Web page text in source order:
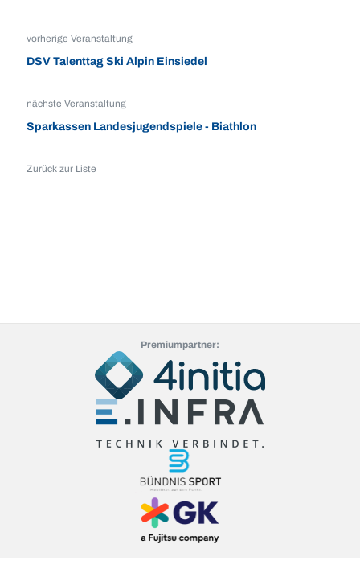
vorherige Veranstaltung
DSV Talenttag Ski Alpin Einsiedel
nächste Veranstaltung
Sparkassen Landesjugendspiele - Biathlon
Zurück zur Liste
Premiumpartner: